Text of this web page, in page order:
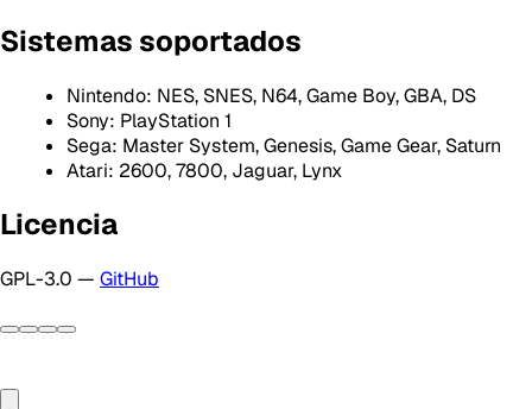
Sistemas soportados
Nintendo: NES, SNES, N64, Game Boy, GBA, DS
Sony: PlayStation 1
Sega: Master System, Genesis, Game Gear, Saturn
Atari: 2600, 7800, Jaguar, Lynx
Licencia
GPL-3.0 — GitHub